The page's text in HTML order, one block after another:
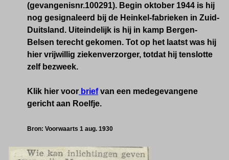
(gevangenisnr.100291). Begin oktober 1944 is hij
nog gesignaleerd bij de Heinkel-fabrieken in Zuid-
Duitsland. Uiteindelijk is hij in kamp Bergen-
Belsen terecht gekomen. Tot op het laatst was hij
hier vrijwillig ziekenverzorger, totdat hij tenslotte
zelf bezweek.
Klik hier voor briefvan een medegevangene
gericht aan Roelfje.
Bron: Voorwaarts 1 aug. 1930